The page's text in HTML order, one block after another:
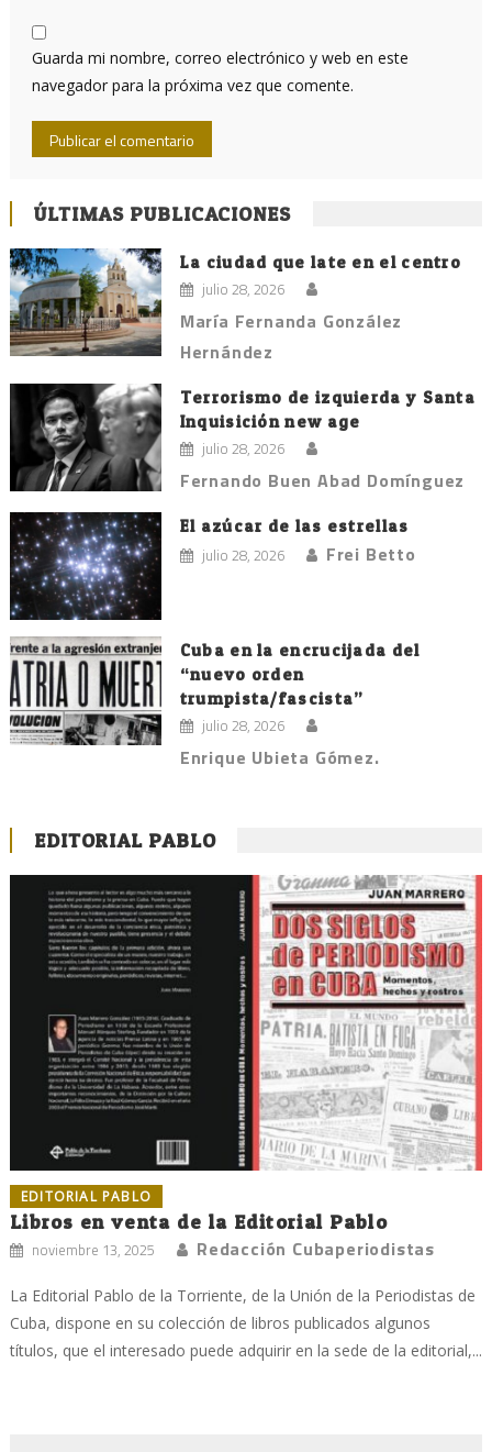
Guarda mi nombre, correo electrónico y web en este
navegador para la próxima vez que comente.
ÚLTIMAS PUBLICACIONES
La ciudad que late en el centro
julio 28, 2026
María Fernanda González
Hernández
Terrorismo de izquierda y Santa
Inquisición new age
julio 28, 2026
Fernando Buen Abad Domínguez
El azúcar de las estrellas
julio 28, 2026 Frei Betto
Cuba en la encrucijada del
“nuevo orden
trumpista/fascista”
julio 28, 2026
Enrique Ubieta Gómez.
EDITORIAL PABLO
EDITORIAL PABLO
Libros en venta de la Editorial Pablo
noviembre 13, 2025 Redacción Cubaperiodistas
La Editorial Pablo de la Torriente, de la Unión de la Periodistas de
Cuba, dispone en su colección de libros publicados algunos
títulos, que el interesado puede adquirir en la sede de la editorial,...